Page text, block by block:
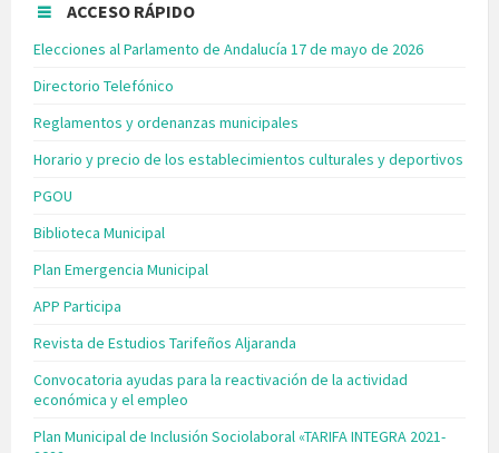
ACCESO RÁPIDO
Elecciones al Parlamento de Andalucía 17 de mayo de 2026
Directorio Telefónico
Reglamentos y ordenanzas municipales
Horario y precio de los establecimientos culturales y deportivos
PGOU
Biblioteca Municipal
Plan Emergencia Municipal
APP Participa
Revista de Estudios Tarifeños Aljaranda
Convocatoria ayudas para la reactivación de la actividad
económica y el empleo
Plan Municipal de Inclusión Sociolaboral «TARIFA INTEGRA 2021-